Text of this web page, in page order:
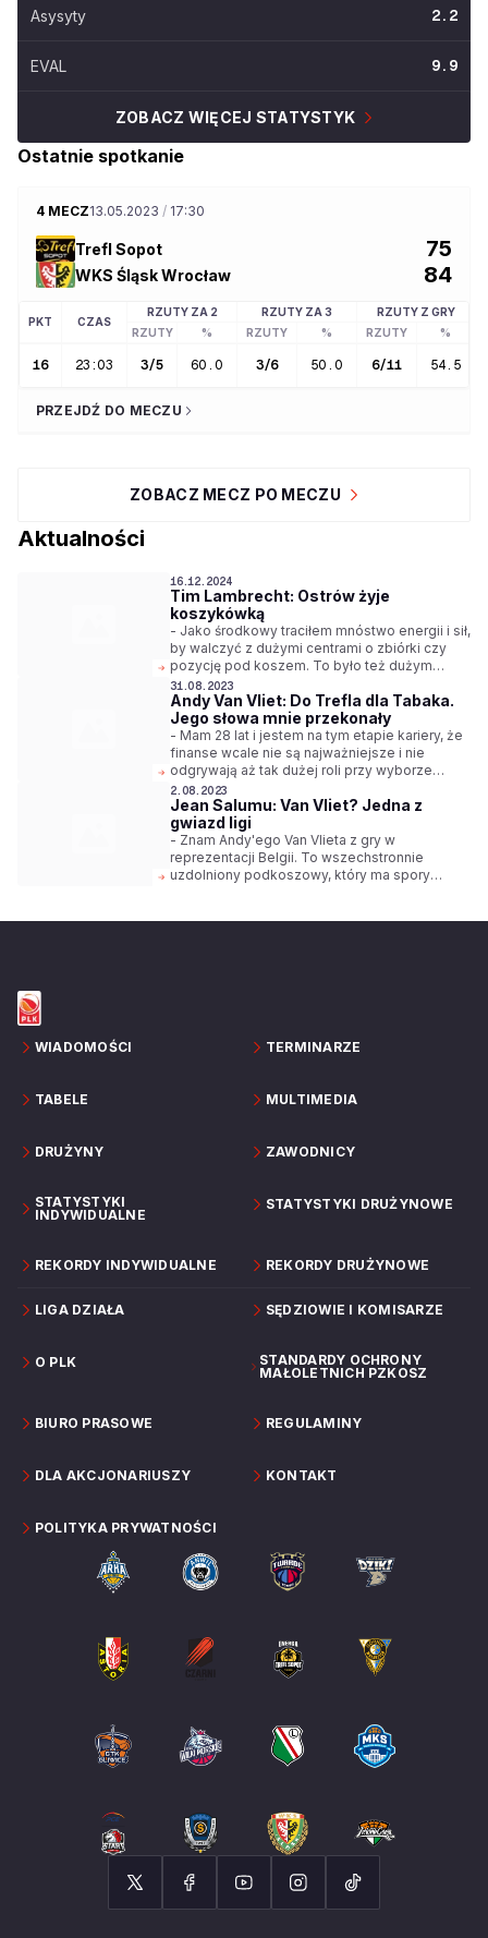
Asysyty 2.2
EVAL 9.9
ZOBACZ WIĘCEJ STATYSTYK
Ostatnie spotkanie
4 MECZ13.05.2023 / 17:30
Trefl Sopot 75
WKS Śląsk Wrocław 84
PKT CZAS
RZUTY ZA 2 RZUTY ZA 3
RZUTY Z GRY
RZUTY
% RZUTY % RZUTY %
16 23:03 3/5 60.0 3/6 50.0 6/11 54.5
PRZEJDŹ DO MECZU
ZOBACZ MECZ PO MECZU
Aktualności
16.12.2024
Tim Lambrecht: Ostrów żyje
koszykówką
- Jako środkowy traciłem mnóstwo energii i sił,
by walczyć z dużymi centrami o zbiórki czy
pozycję pod koszem. To było też dużym
wyzwaniem sportowym. Jako “czwórka” tego
kontaktu z przeciwnikami masz po prostu
mniej. Mogę też znacznie częściej być na
obwodzie. To mi odpowiada, bo nie ukrywam,
że lubię oddawać rzucać z dystansu - mówi
Tim Lambrecht, zawodnik Tasomix Rosiek
Stali Ostrów Wielkopolski.
31.08.2023
Andy Van Vliet: Do Trefla dla Tabaka.
Jego słowa mnie przekonały
- Mam 28 lat i jestem na tym etapie kariery, że
finanse wcale nie są najważniejsze i nie
odgrywają aż tak dużej roli przy wyborze
klubu. Chcę budować siebie jako zawodnika,
poprawiać swoje umiejętności i tym samym
wskoczyć na wyższy poziom. Jestem
przekonany, że duży krok w karierze zrobię
właśnie pod wodzą trenera Żana Tabaka w
Treflu Sopot - mówi Andy Van Vliet.
2.08.2023
Jean Salumu: Van Vliet? Jedna z
gwiazd ligi
- Znam Andy'ego Van Vlieta z gry w
reprezentacji Belgii. To wszechstronnie
uzdolniony podkoszowy, który ma spory
WIADOMOŚCI TERMINARZE
TABELE MULTIMEDIA
DRUŻYNY ZAWODNICY
STATYSTYKI
INDYWIDUALNE
STATYSTYKI DRUŻYNOWE
REKORDY INDYWIDUALNE REKORDY DRUŻYNOWE
LIGA DZIAŁA SĘDZIOWIE I KOMISARZE
O PLK
STANDARDY OCHRONY
MAŁOLETNICH PZKOSZ
BIURO PRASOWE REGULAMINY
DLA AKCJONARIUSZY KONTAKT
POLITYKA PRYWATNOŚCI